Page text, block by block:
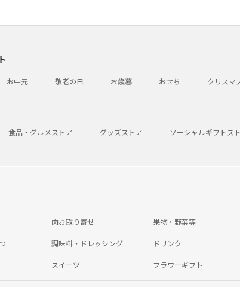
お中元 敬老の日 お歳暮 おせち クリスマ
食品・グルメストア グッズストア ソーシャルギフトス
肉お取り寄せ 果物・野菜等
調味料・ドレッシング ドリンク
スイーツ フラワーギフト